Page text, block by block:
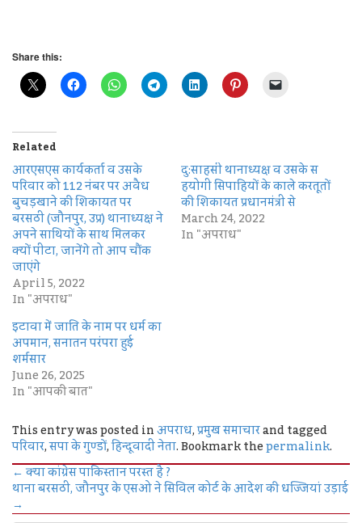
Share this:
Related
आरएसएस कार्यकर्ता व उसके
परिवार को 112 नंबर पर अवैध
बुचड़खाने की शिकायत पर
बरसठी (जौनपुर, उप्र) थानाध्यक्ष ने
अपने साथियों के साथ मिलकर
क्यों पीटा, जानेंगे तो आप चौंक
जाएंगे
April 5, 2022
In "अपराध"
दु:साहसी थानाध्यक्ष व उसके स​
हयोगी सिपाहियों के काले करतूतों
की शिकायत प्रधानमंत्री से
March 24, 2022
In "अपराध"
इटावा में जाति के नाम पर धर्म का
अपमान, सनातन परंपरा हुई
शर्मसार
June 26, 2025
In "आपकी बात"
This entry was posted inअपराध,प्रमुख समाचारand tagged
परिवार,सपा के गुण्‍डों,हिन्‍दूवादी नेता. Bookmark thepermalink.
←क्या कांग्रेस पाकिस्तान परस्त है ?
थाना बरसठी, जौनपुर के एसओ ने सिविल कोर्ट के आदेश की धज्जियां उड़ाई
→